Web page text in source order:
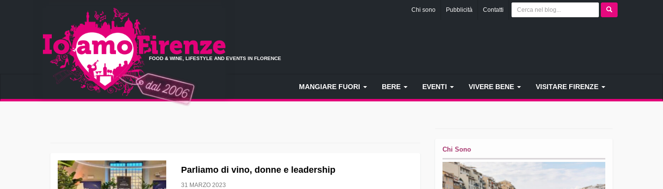
Chi sono Pubblicità Contatti
FOOD & WINE, LIFESTYLE AND EVENTS IN FLORENCE
MANGIARE FUORI BERE EVENTI VIVERE BENE VISITARE FIRENZE
Parliamo di vino, donne e leadership
31 MARZO 2023
Chi Sono